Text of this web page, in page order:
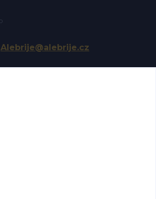
Alebrije@alebrije.cz